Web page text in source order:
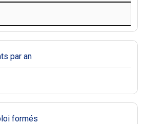
par an
formés